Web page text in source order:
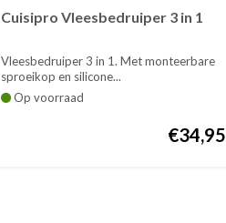
Cuisipro Vleesbedruiper 3 in 1
Vleesbedruiper 3 in 1. Met monteerbare
sproeikop en silicone...
Op voorraad
€34,95